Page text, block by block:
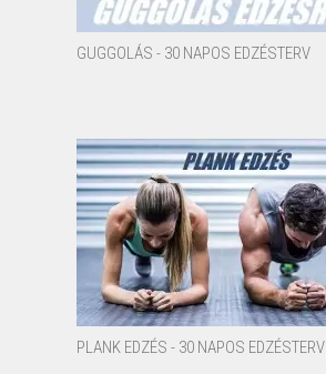
GUGGOLÁS - 30 NAPOS EDZÉSTERV
PLANK EDZÉS - 30 NAPOS EDZÉSTERV